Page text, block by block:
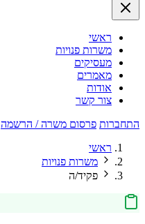
ראשי
משרות פנויות
מעסיקים
מאמרים
אודות
צור קשר
התחברות פרסום משרה / הרשמה
ראשי
משרות פנויות
פקיד/ה